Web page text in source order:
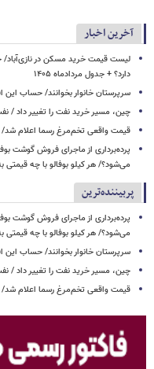
آخرین اخبار
دارد؟ + جدول مردادماه ۱۴۰۵
سرپرستان خانوار بخوانند/ حساب این افراد ۴ میلیون تومان
چین، مسیر خرید نفت را تغییر داد /
قیمت واقعی تخم‌مرغ رسما اعلام
پرده‌برداری از ماجرای فروش گوشت
می‌شود؟/ هر کیلو بوفالو با چه
پربیننده‌ترین
پرده‌برداری از ماجرای فروش گوشت
می‌شود؟/ هر کیلو بوفالو با چه
سرپرستان خانوار بخوانند/ حساب این افراد ۴ میلیون تومان
چین، مسیر خرید نفت را تغییر داد /
قیمت واقعی تخم‌مرغ رسما اعلام